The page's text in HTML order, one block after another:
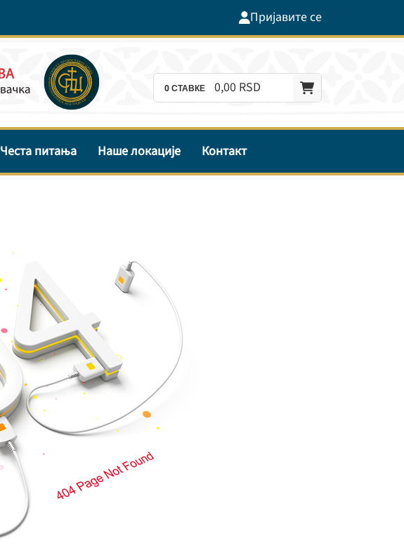
Пријавите се
0СТАВКЕ 0,00 RSD
Честа питања Наше локације Контакт